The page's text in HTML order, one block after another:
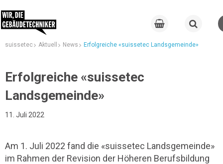
suissetec Aktuell News Erfolgreiche «suissetec Landsgemeinde»
Erfolgreiche «suissetec
Landsgemeinde»
11. Juli 2022
Am 1. Juli 2022 fand die «suissetec Landsgemeinde»
im Rahmen der Revision der Höheren Berufsbildung